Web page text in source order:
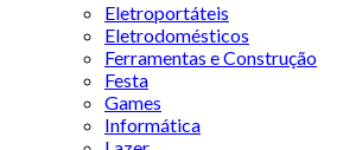
Eletroportáteis
Eletrodomésticos
Ferramentas e Construção
Festa
Games
Informática